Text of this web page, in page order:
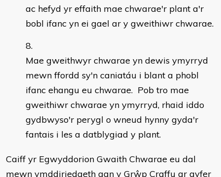
ac hefyd yr effaith mae chwarae'r plant a'r
bobl ifanc yn ei gael ar y gweithiwr chwarae.
Mae gweithwyr chwarae yn dewis ymyrryd
mewn ffordd sy'n caniatáu i blant a phobl
ifanc ehangu eu chwarae. Pob tro mae
gweithiwr chwarae yn ymyrryd, rhaid iddo
gydbwyso'r perygl o wneud hynny gyda'r
fantais i les a datblygiad y plant.
Caiff yr Egwyddorion Gwaith Chwarae eu dal
mewn ymddiriedaeth gan y Grŵp Craffu ar gyfer